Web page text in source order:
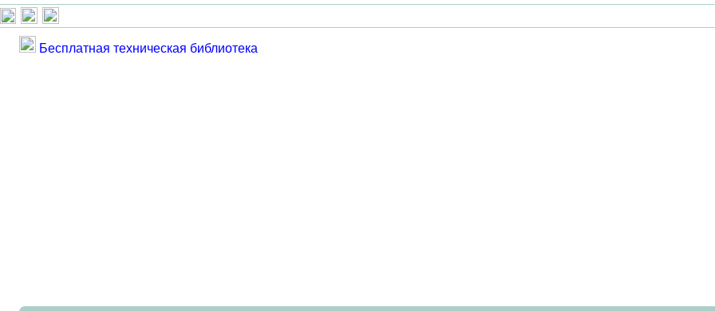
Бесплатная техническая библиотека